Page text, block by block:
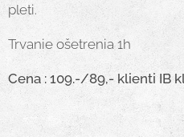
pleti.
Trvanie ošetrenia 1h
Cena : 109.-/89,- klienti IB